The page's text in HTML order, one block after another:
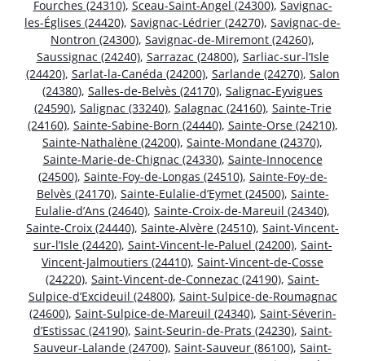
Fourches (24310), Sceau-Saint-Angel (24300), Savignac-
les-Églises (24420), Savignac-Lédrier (24270), Savignac-de-
Nontron (24300), Savignac-de-Miremont (24260),
Saussignac (24240), Sarrazac (24800), Sarliac-sur-l’Isle
(24420), Sarlat-la-Canéda (24200), Sarlande (24270), Salon
(24380), Salles-de-Belvès (24170), Salignac-Eyvigues
(24590), Salignac (33240), Salagnac (24160), Sainte-Trie
(24160), Sainte-Sabine-Born (24440), Sainte-Orse (24210),
Sainte-Nathalène (24200), Sainte-Mondane (24370),
Sainte-Marie-de-Chignac (24330), Sainte-Innocence
(24500), Sainte-Foy-de-Longas (24510), Sainte-Foy-de-
Belvès (24170), Sainte-Eulalie-d’Eymet (24500), Sainte-
Eulalie-d’Ans (24640), Sainte-Croix-de-Mareuil (24340),
Sainte-Croix (24440), Sainte-Alvère (24510), Saint-Vincent-
sur-l’Isle (24420), Saint-Vincent-le-Paluel (24200), Saint-
Vincent-Jalmoutiers (24410), Saint-Vincent-de-Cosse
(24220), Saint-Vincent-de-Connezac (24190), Saint-
Sulpice-d’Excideuil (24800), Saint-Sulpice-de-Roumagnac
(24600), Saint-Sulpice-de-Mareuil (24340), Saint-Séverin-
d’Estissac (24190), Saint-Seurin-de-Prats (24230), Saint-
Sauveur-Lalande (24700), Saint-Sauveur (86100), Saint-